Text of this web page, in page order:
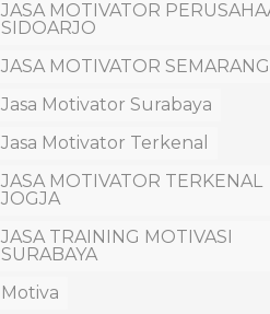
JASA MOTIVATOR
SIDOARJO
JASA MOTIVATOR SEMARANG
Jasa Motivator Surabaya
Jasa Motivator Terkenal
JASA MOTIVATOR TERKENAL
JOGJA
JASA TRAINING MOTIVASI
SURABAYA
Motiva